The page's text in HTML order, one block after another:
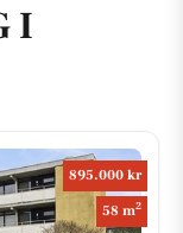
I
895.000 kr
58 m2